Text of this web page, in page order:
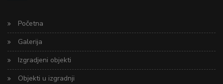
Početna
Galerija
Izgradjeni objekti
Objekti u izgradnji